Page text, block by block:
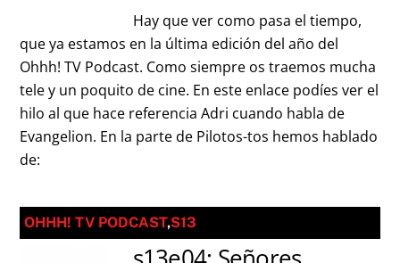
Hay que ver como pasa el tiempo,
que ya estamos en la última edición del año del
Ohhh! TV Podcast. Como siempre os traemos mucha
tele y un poquito de cine. En este enlace podíes ver el
hilo al que hace referencia Adri cuando habla de
Evangelion. En la parte de Pilotos-tos hemos hablado
de:
OHHH! TV PODCAST,S13